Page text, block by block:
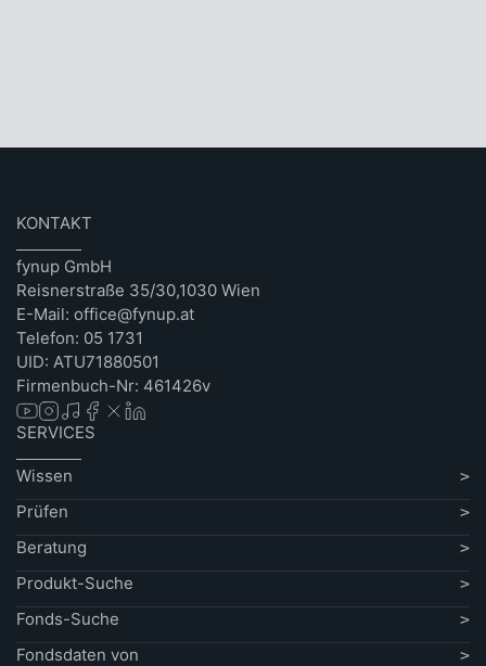
KONTAKT
fynup GmbH
Reisnerstraße 35/30,1030 Wien
E-Mail: office@fynup.at
Telefon: 05 1731
UID: ATU71880501
Firmenbuch-Nr: 461426v
SERVICES
Wissen
Prüfen
Beratung
Produkt-Suche
Fonds-Suche
Fondsdaten von